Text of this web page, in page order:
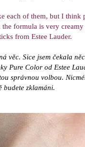
each of them, but I
formula is very
from Estee Lauder.
věc. Sice jsem čekala
Pure Color od Estee
správnou volbou.
budete zklamáni.